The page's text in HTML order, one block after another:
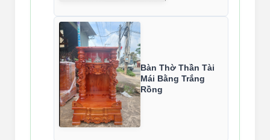
Bàn Thờ Thần Tài
Mái Bằng Trắng
Rồng